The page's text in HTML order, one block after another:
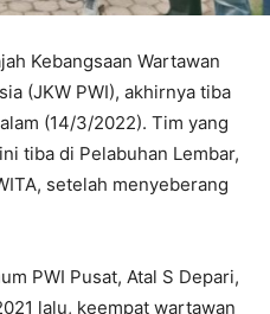
Kebangsaan Wartawan
(JKW PWI), akhirnya tiba
(14/3/2022). Tim yang
tiba di Pelabuhan Lembar,
setelah menyeberang
PWI Pusat, Atal S Depari,
lalu, keempat wartawan